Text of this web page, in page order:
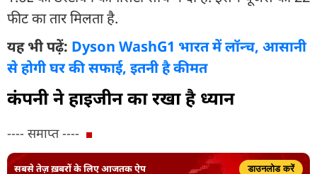
फीट का तार मिलता है.
यह भी पढ़ें: Dyson WashG1 भारत में लॉन्च, आसानी
से होगी घर की सफाई, इतनी है कीमत
कंपनी ने हाइजीन का रखा है ध्यान
---- समाप्त ----
सबसे तेज़ ख़बरों के लिए आजतक ऐप डाउनलोड करें